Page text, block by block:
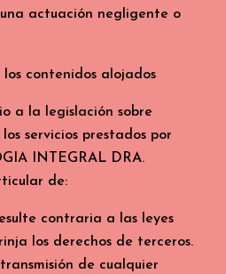
actuación negligente o
contenidos alojados
a la legislación sobre
servicios prestados por
INTEGRAL DRA.
de:
contraria a las leyes
los derechos de terceros.
de cualquier